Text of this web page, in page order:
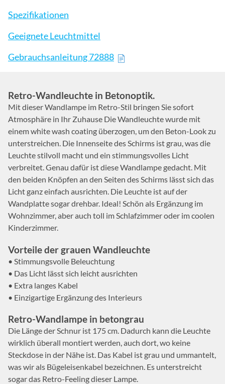
Spezifikationen
Geeignete Leuchtmittel
Gebrauchsanleitung 72888
Retro-Wandleuchte in Betonoptik.
Mit dieser Wandlampe im Retro-Stil bringen Sie sofort
Atmosphäre in Ihr Zuhause Die Wandleuchte wurde mit
einem white wash coating überzogen, um den Beton-Look zu
unterstreichen. Die Innenseite des Schirms ist grau, was die
Leuchte stilvoll macht und ein stimmungsvolles Licht
verbreitet. Genau dafür ist diese Wandlampe gedacht. Mit
den beiden Knöpfen an den Seiten des Schirms lässt sich das
Licht ganz einfach ausrichten. Die Leuchte ist auf der
Wandplatte sogar drehbar. Ideal! Schön als Ergänzung im
Wohnzimmer, aber auch toll im Schlafzimmer oder im coolen
Kinderzimmer.
Vorteile der grauen Wandleuchte
• Stimmungsvolle Beleuchtung
• Das Licht lässt sich leicht ausrichten
• Extra langes Kabel
• Einzigartige Ergänzung des Interieurs
Retro-Wandlampe in betongrau
Die Länge der Schnur ist 175 cm. Dadurch kann die Leuchte
wirklich überall montiert werden, auch dort, wo keine
Steckdose in der Nähe ist. Das Kabel ist grau und ummantelt,
was wir als Bügeleisenkabel bezeichnen. Es unterstreicht
sogar das Retro-Feeling dieser Lampe.